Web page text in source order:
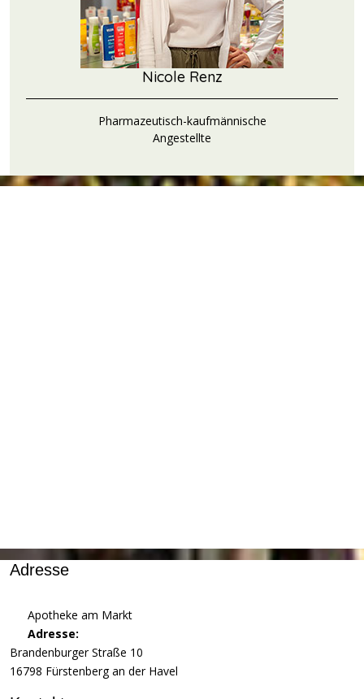
Nicole Renz
Pharmazeutisch-kaufmännische
Angestellte
Adresse
Apotheke am Markt
Adresse:
Brandenburger Straße 10
16798 Fürstenberg an der Havel